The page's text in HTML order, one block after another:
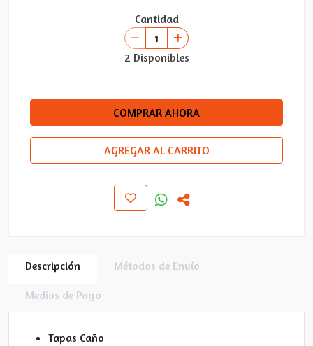
Cantidad
2 Disponibles
COMPRAR AHORA
AGREGAR AL CARRITO
Descripción Métodos de Envío
Medios de Pago
Tapas Caño